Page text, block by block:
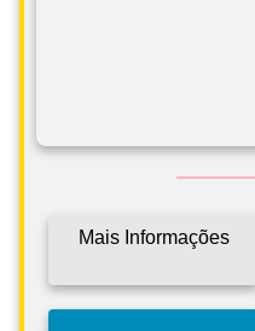
Mais Informações